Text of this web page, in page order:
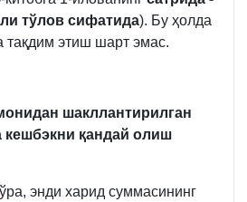
тўлов сифатида). Бу ҳолда
тақдим этиш шарт эмас.
шакллантирилган
кешбэкни қандай олиш
энди харид суммасининг